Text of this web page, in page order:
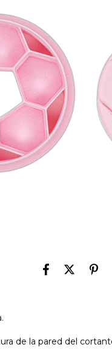
de la pared del